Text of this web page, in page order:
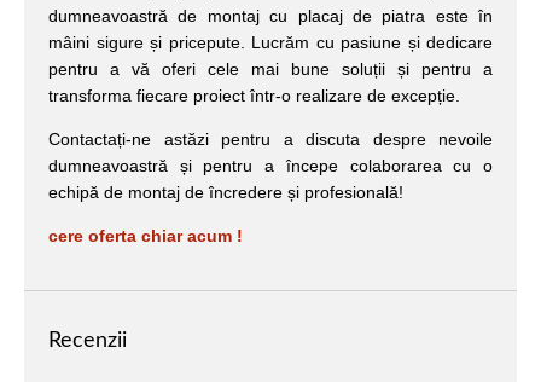
dumneavoastră de montaj cu placaj de piatra este în
mâini sigure și pricepute. Lucrăm cu pasiune și dedicare
pentru a vă oferi cele mai bune soluții și pentru a
transforma fiecare proiect într-o realizare de excepție.
Contactați-ne astăzi pentru a discuta despre nevoile
dumneavoastră și pentru a începe colaborarea cu o
echipă de montaj de încredere și profesională!
cere oferta chiar acum !
Recenzii